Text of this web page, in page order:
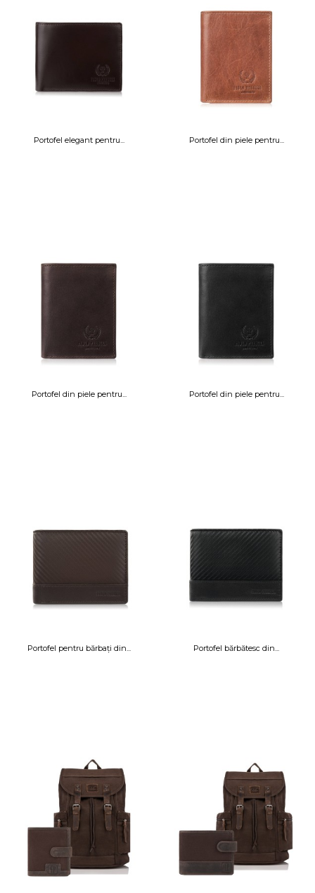
Portofel elegant pentru... Portofel din piele pentru...
Portofel din piele pentru... Portofel din piele pentru...
Portofel pentru bărbați din... Portofel bărbătesc din...